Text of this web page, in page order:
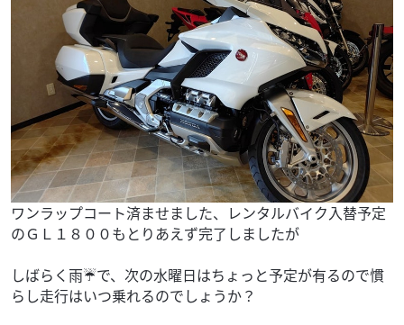
ワンラップコート済ませました、レンタルバイク入替予定
のＧＬ１８００もとりあえず完了しましたが
しばらく雨☔で、次の水曜日はちょっと予定が有るので慣
らし走行はいつ乗れるのでしょうか？